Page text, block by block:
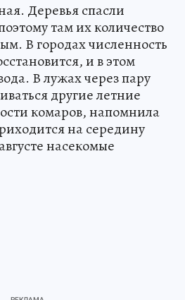
Деревья спасли
там их количество
В городах численность
и в этом
В лужах через пару
другие летние
комаров, напомнила
на середину
насекомые